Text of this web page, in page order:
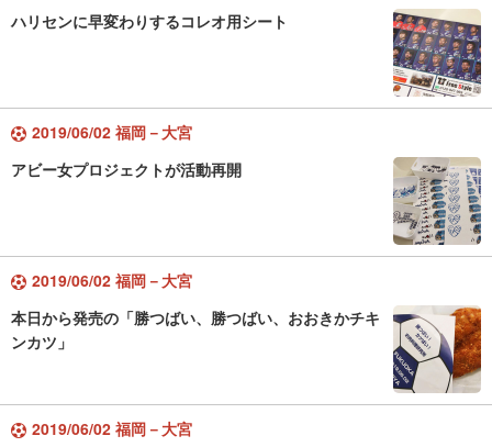
ハリセンに早変わりするコレオ用シート
2019/06/02 福岡－大宮
アビー女プロジェクトが活動再開
2019/06/02 福岡－大宮
本日から発売の「勝つばい、勝つばい、おおきかチキ
ンカツ」
2019/06/02 福岡－大宮